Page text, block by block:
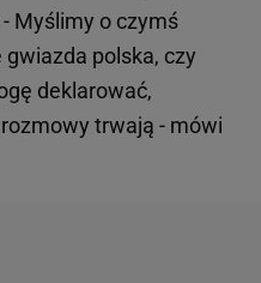
Myślimy o czymś
polska, czy
deklarować,
trwają - mówi